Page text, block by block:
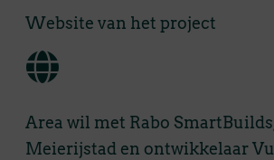
Area wil met Rabo
Meierijstad en ontwikkelaar
Website van het project